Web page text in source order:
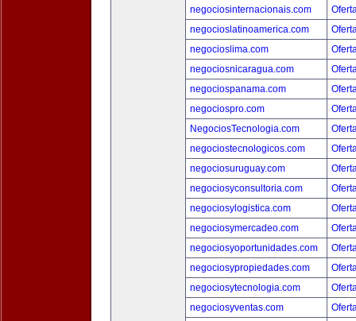
negociosinternacionais.com
negocioslatinoamerica.com
negocioslima.com
negociosnicaragua.com
negociospanama.com
negociospro.com
NegociosTecnologia.com
negociostecnologicos.com
negociosuruguay.com
negociosyconsultoria.com
negociosylogistica.com
negociosymercadeo.com
negociosyoportunidades.com
negociosypropiedades.com
negociosytecnologia.com
negociosyventas.com